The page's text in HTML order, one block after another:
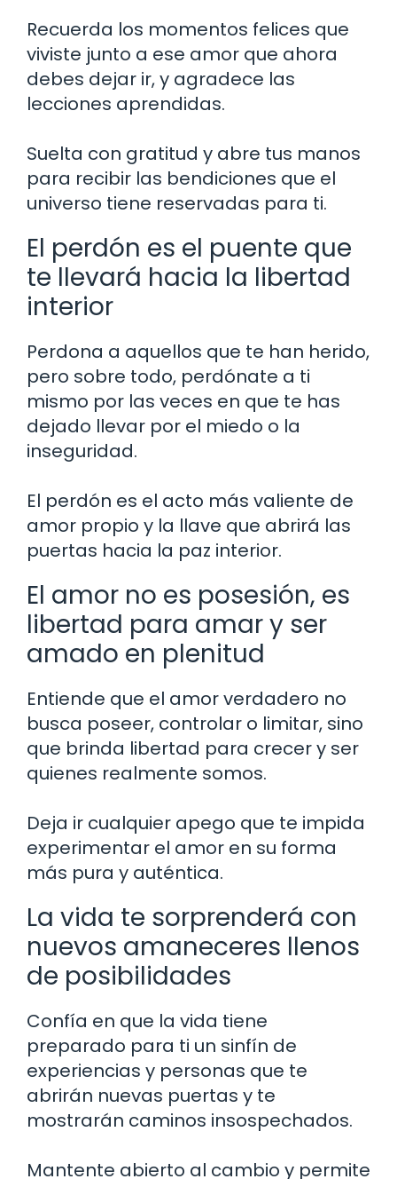
Recuerda los momentos felices que
viviste junto a ese amor que ahora
debes dejar ir, y agradece las
lecciones aprendidas.
Suelta con gratitud y abre tus manos
para recibir las bendiciones que el
universo tiene reservadas para ti.
El perdón es el puente que
te llevará hacia la libertad
interior
Perdona a aquellos que te han herido,
pero sobre todo, perdónate a ti
mismo por las veces en que te has
dejado llevar por el miedo o la
inseguridad.
El perdón es el acto más valiente de
amor propio y la llave que abrirá las
puertas hacia la paz interior.
El amor no es posesión, es
libertad para amar y ser
amado en plenitud
Entiende que el amor verdadero no
busca poseer, controlar o limitar, sino
que brinda libertad para crecer y ser
quienes realmente somos.
Deja ir cualquier apego que te impida
experimentar el amor en su forma
más pura y auténtica.
La vida te sorprenderá con
nuevos amaneceres llenos
de posibilidades
Confía en que la vida tiene
preparado para ti un sinfín de
experiencias y personas que te
abrirán nuevas puertas y te
mostrarán caminos insospechados.
Mantente abierto al cambio y permite